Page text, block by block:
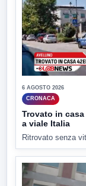
6 AGOSTO 2026
CRONACA
Trovato in
a viale Italia
Ritrovato senza